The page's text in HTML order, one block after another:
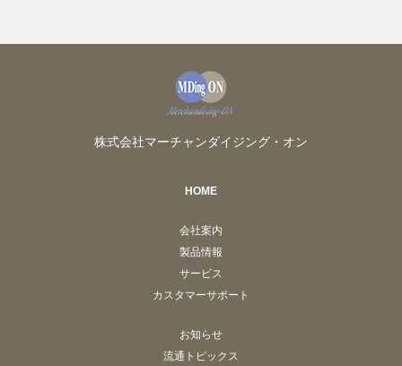
株式会社マーチャンダイジング・オン
HOME
会社案内
製品情報
サービス
カスタマーサポート
お知らせ
流通トピックス